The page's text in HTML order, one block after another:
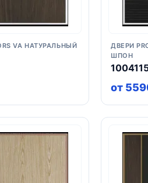
VA НАТУРАЛЬНЫЙ
ДВЕРИ
ШПОН
от